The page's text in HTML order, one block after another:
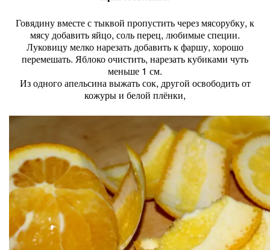
Говядину вместе с тыквой пропустить через мясорубку, к
мясу добавить яйцо, соль перец, любимые специи.
Луковицу мелко нарезать добавить к фаршу, хорошо
перемешать. Яблоко очистить, нарезать кубиками чуть
меньше 1 см.
Из одного апельсина выжать сок, другой освободить от
кожуры и белой плёнки,